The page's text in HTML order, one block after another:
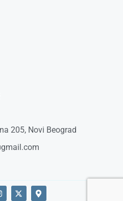
205, Novi Beograd
X
-
M
a